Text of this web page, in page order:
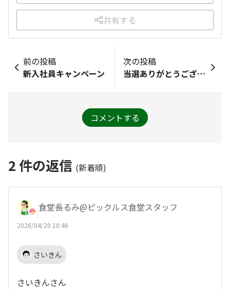
共有する
前の投稿
新入社員キャンペーン
次の投稿
当選ありがとうございます🎶
コメントする
2 件の返信 (新着順)
食堂長るみ@ピックルス食堂スタッフ
2026/04/20 10:46
さいきん
さいきんさん